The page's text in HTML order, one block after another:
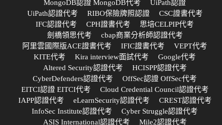
MongoDB認證 MongoDB代考
UiPath認證
UiPath認證代考
RIBO保險牌照認證
CSC證書代考
IFC認證代考
CPH證書代考
思培CELPIP代考
劍橋領思代考
cbap商業分析師認證代考
阿里雲國際版ACE證書代考
IFIC證書代考
VEPT代考
KITE代考
Kira interview面試代考
Google代考
Altered Security認證代考
HCISPP認證代考
CyberDefenders認證代考
OffSec認證 OffSec代考
EITCI認證 EITCI代考
Cloud Credential Council認證代考
IAPP認證代考
eLearnSecurity認證代考
CREST認證代考
InfoSec Institute認證代考
Cyber Struggle認證代考
ASIS International認證代考
Mile2認證代考